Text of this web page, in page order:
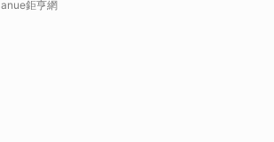
90.00元
anue鉅亨網